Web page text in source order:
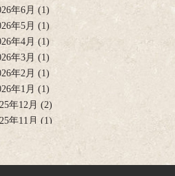
年6月 (1)
年5月 (1)
年4月 (1)
年3月 (1)
年2月 (1)
年1月 (1)
年12月 (2)
年11月 (1)
年8月(2)